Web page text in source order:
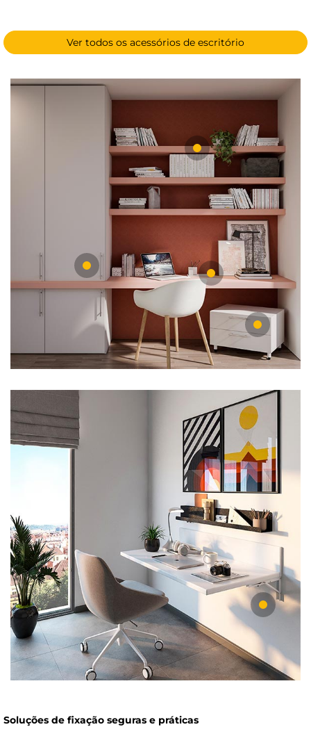
Ver todos os acessórios de escritório
Soluções de fixação seguras e práticas